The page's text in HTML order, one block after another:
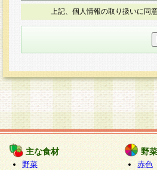
○本人が容易に認識でき
本フォームでは、セッ
○個人情報の第三者提供
力いただく個人情報は
○個人情報の委託について
個人情報の取り扱いを
情報管理基準を満たす
が行われるよう監督しま
○開示対象個人情報の開
上記、個人情報の取り扱いに同
主な食材
野菜
野
赤色